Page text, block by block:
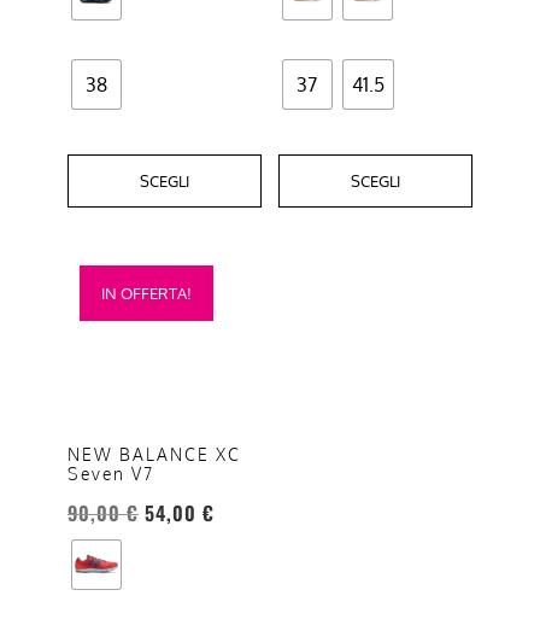
38
SCEGLI
pagina
prodotto
37 41.5
SCEGLI
pagina
prodotto
IN OFFERTA!
NEW BALANCE XC
Seven V7
90,00€ 54,00 €
Questo
prodotto
opzioni
possono
essere
scelte
nella